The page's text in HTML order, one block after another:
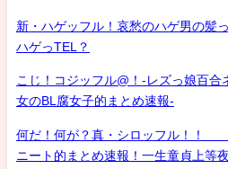
新・ハゲッフル！哀愁のハゲ男の髪
ハゲっTEL？
こじ！コジッフル@！-レズっ娘百
女のBL腐女子的まとめ速報-
何だ！何が？真・シロッフル！！
ニート的まとめ速報！一生童貞上等